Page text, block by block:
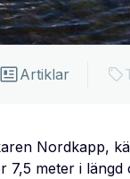
Artiklar
Nordkapp,
7,5 meter i